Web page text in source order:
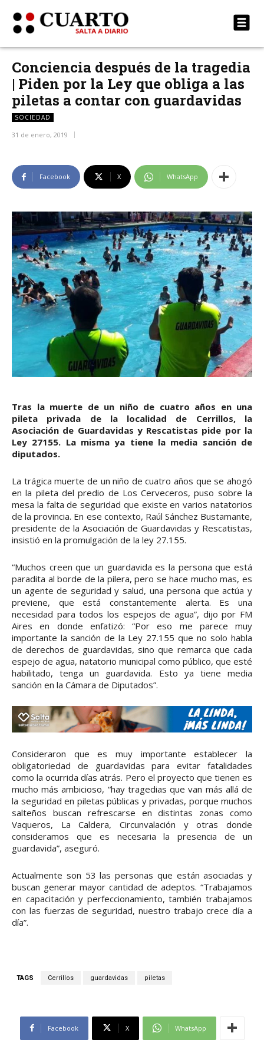
Conciencia después de la tragedia
| Piden por la Ley que obliga a las
piletas a contar con guardavidas
SOCIEDAD
31 de enero, 2019
Facebook X WhatsApp
Tras la muerte de un niño de cuatro años en una
pileta privada de la localidad de Cerrillos, la
Asociación de Guardavidas y Rescatistas pide por la
Ley 27155. La misma ya tiene la media sanción de
diputados.
La trágica muerte de un niño de cuatro años que se ahogó
en la pileta del predio de Los Cerveceros, puso sobre la
mesa la falta de seguridad que existe en varios natatorios
de la provincia. En ese contexto, Raúl Sánchez Bustamante,
presidente de la Asociación de Guardavidas y Rescatistas,
insistió en la promulgación de la ley 27.155.
“Muchos creen que un guardavida es la persona que está
paradita al borde de la pilera, pero se hace mucho mas, es
un agente de seguridad y salud, una persona que actúa y
previene, que está constantemente alerta. Es una
necesidad para todos los espejos de agua”, dijo por FM
Aires en donde enfatizó: “Por eso me parece muy
importante la sanción de la Ley 27.155 que no solo habla
de derechos de guardavidas, sino que remarca que cada
espejo de agua, natatorio municipal como público, que esté
habilitado, tenga un guardavida. Esto ya tiene media
sanción en la Cámara de Diputados”.
Consideraron que es muy importante establecer la
obligatoriedad de guardavidas para evitar fatalidades
como la ocurrida días atrás. Pero el proyecto que tienen es
mucho más ambicioso, “hay tragedias que van más allá de
la seguridad en piletas públicas y privadas, porque muchos
salteños buscan refrescarse en distintas zonas como
Vaqueros, La Caldera, Circunvalación y otras donde
consideramos que es necesaria la presencia de un
guardavida”, aseguró.
Actualmente son 53 las personas que están asociadas y
buscan generar mayor cantidad de adeptos. “Trabajamos
en capacitación y perfeccionamiento, también trabajamos
con las fuerzas de seguridad, nuestro trabajo crece día a
día”.
TAGS Cerrillos guardavidas piletas
Facebook X WhatsApp